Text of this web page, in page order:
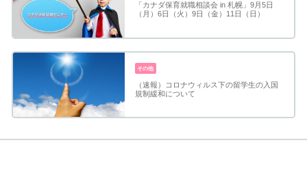
「カナダ保育就職相談会 in 札幌」9月5日
（月）6日（火）9日（金）11日（日）
その他
（速報）コロナウィルス下の留学生の入国
規制緩和について